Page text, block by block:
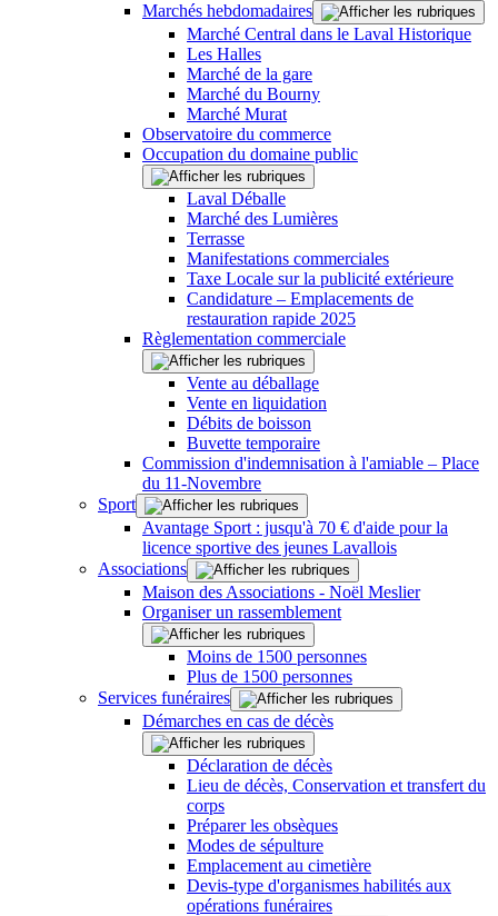
Marchés hebdomadaires
Marché Central dans le Laval Historique
Les Halles
Marché de la gare
Marché du Bourny
Marché Murat
Observatoire du commerce
Occupation du domaine public
Laval Déballe
Marché des Lumières
Terrasse
Manifestations commerciales
Taxe Locale sur la publicité extérieure
Candidature – Emplacements de
restauration rapide 2025
Règlementation commerciale
Vente au déballage
Vente en liquidation
Débits de boisson
Buvette temporaire
Commission d'indemnisation à l'amiable – Place
du 11-Novembre
Sport
Avantage Sport : jusqu'à 70 € d'aide pour la
licence sportive des jeunes Lavallois
Associations
Maison des Associations - Noël Meslier
Organiser un rassemblement
Moins de 1500 personnes
Plus de 1500 personnes
Services funéraires
Démarches en cas de décès
Déclaration de décès
Lieu de décès, Conservation et transfert du
corps
Préparer les obsèques
Modes de sépulture
Emplacement au cimetière
Devis-type d'organismes habilités aux
opérations funéraires